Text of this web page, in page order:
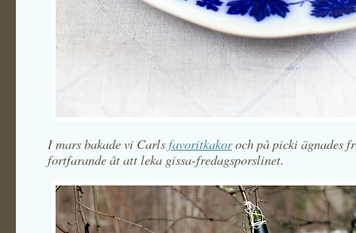
I mars bakade vi Carlsfavoritkakoroch på picki ägnades
fortfarandeåt att leka gissa-fredagsporslinet.